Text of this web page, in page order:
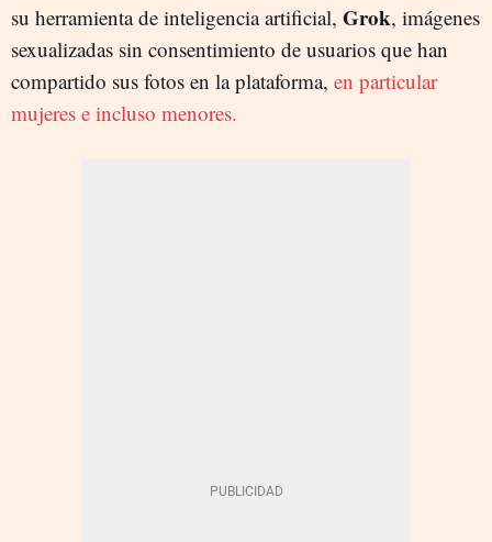
su herramienta de inteligencia artificial, Grok, imágenes
sexualizadas sin consentimiento de usuarios que han
compartido sus fotos en la plataforma, en particular
mujeres e incluso menores.